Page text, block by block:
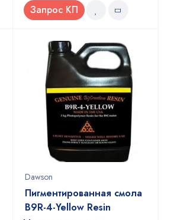
Запрос КП
Dawson
Пигментированная смола
B9R-4-Yellow Resin